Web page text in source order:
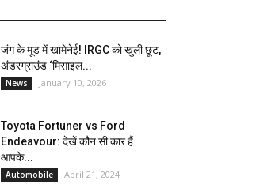
जंग के मूड में खामेनेई! IRGC को खुली छूट,
अंडरग्राउंड ‘मिसाइल...
News January 10, 2026
Toyota Fortuner vs Ford
Endeavour: देखें कौन सी कार हैं
आपके...
Automobile April 21, 2024